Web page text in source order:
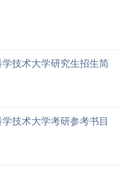
技术大学研究生招生简
技术大学考研参考书目